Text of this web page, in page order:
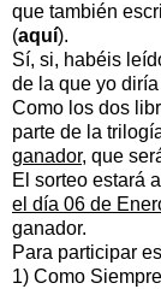
que también
(aquí).
Sí, si, habéis
de la que yo
Como los dos
parte de la
ganador, que
El sorteo estará
el día 06 de
ganador.
Para participar
1) Como